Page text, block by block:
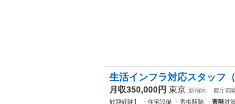
生活インフラ対応スタッフ
月収350,000円 東京 新宿区 都庁前
歓迎経験】 ・住宅設備 ・害虫駆除 ・ 害獣対